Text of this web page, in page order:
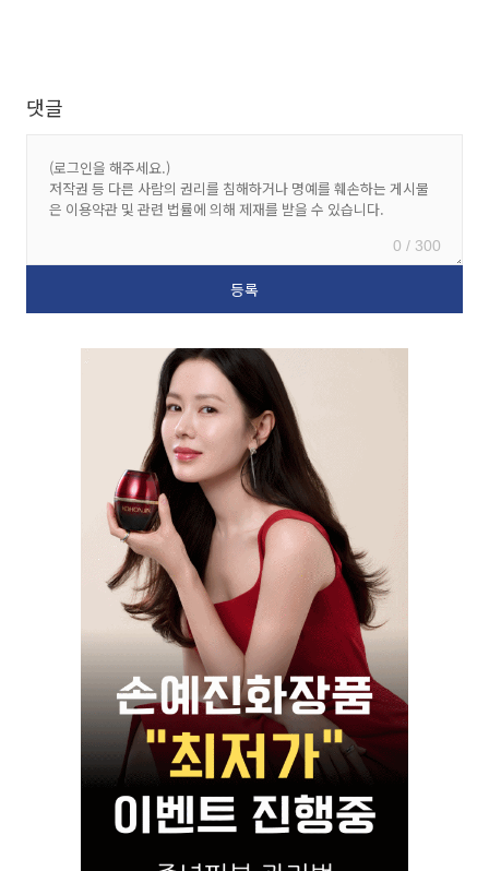
댓글
0 / 300